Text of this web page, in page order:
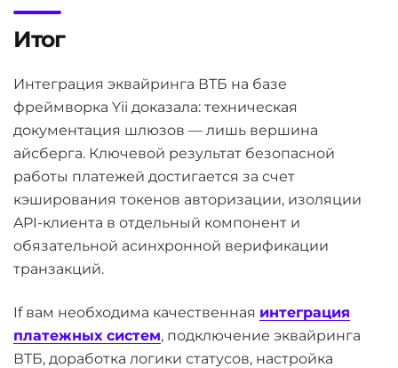
Итог
Интеграция эквайринга ВТБ на базе
фреймворка Yii доказала: техническая
документация шлюзов — лишь вершина
айсберга. Ключевой результат безопасной
работы платежей достигается за счет
кэширования токенов авторизации, изоляции
API-клиента в отдельный компонент и
обязательной асинхронной верификации
транзакций.
If вам необходима качественная интеграция
платежных систем, подключение эквайринга
ВТБ, доработка логики статусов, настройка